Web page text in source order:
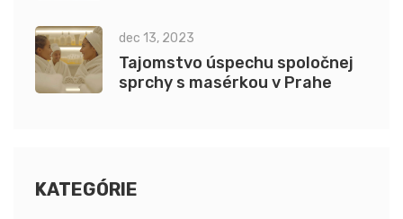
dec 13, 2023
Tajomstvo úspechu spoločnej
sprchy s masérkou v Prahe
KATEGÓRIE